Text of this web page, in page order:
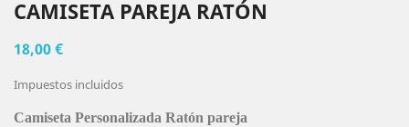
CAMISETA PAREJA RATÓN
18,00 €
Impuestos incluidos
Camiseta Personalizada Ratón pareja